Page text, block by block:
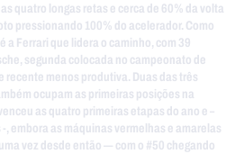
quatro longas retas e cerca de 60% da volta
pressionando 100% do acelerador. Como
a Ferrari que lidera o caminho, com 39
segunda colocada no campeonato de
recente menos produtiva. Duas das três
ocupam as primeiras posições na
as quatro primeiras etapas do ano e –
-, embora as máquinas vermelhas e amarelas
vez desde então — com o #50 chegando